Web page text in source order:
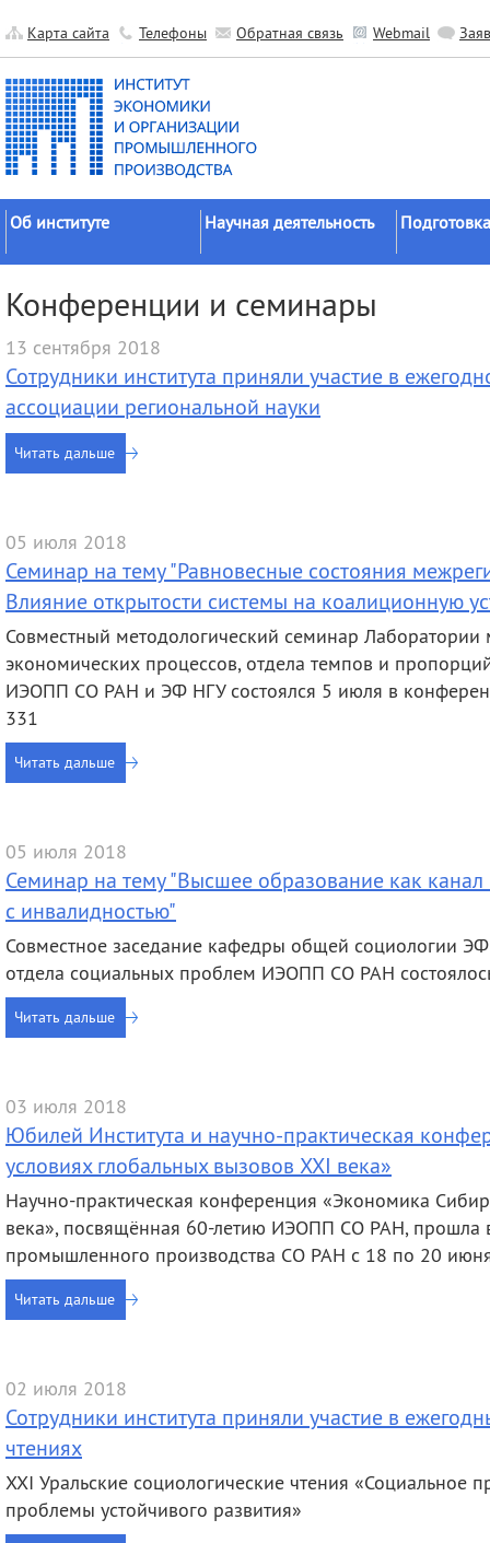
Карта сайта Телефоны Обратная связь Webmail
Об институте
Официальные документы
История
Руководство
Научные подразделения
Прочие подразделения
Издательская
Контакты
Научная деятельность
исследований
Прикладные разработки
Гранты
Конференции и семинары
13 сентября 2018
Сотрудники института приняли участие в
ассоциации региональной науки
Читать дальше
05 июля 2018
Семинар на тему "Равновесные состояния
Влияние открытости системы на коалиционную
Совместный методологический семинар
экономических процессов, отдела темпов и
ИЭОПП СО РАН и ЭФ НГУ состоялся 5 июля в
331
Читать дальше
05 июля 2018
Семинар на тему "Высшее образование как
с инвалидностью"
Совместное заседание кафедры общей социологии
отдела социальных проблем ИЭОПП СО РАН
Читать дальше
03 июля 2018
Юбилей Института и научно-практическая
условиях глобальных вызовов XXI века»
Научно-практическая конференция «Экономика
века», посвящённая 60-летию ИЭОПП СО РАН, прошла
промышленного производства СО РАН с 18 по 20
Читать дальше
02 июля 2018
Сотрудники института приняли участие в
чтениях
XXI Уральские социологические чтения «Социальное
проблемы устойчивого развития»